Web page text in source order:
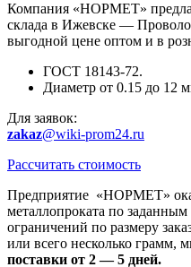
Компания «НОРМЕТ»
склада в Ижевске —
выгодной цене оптом и в
ГОСТ 18143-72.
Диаметр от 0.15 до 12
Для заявок:
zakaz@wiki-prom24.ru
Рассчитать стоимость
Предприятие «НОРМЕТ»
металлопроката по
ограничений по размеру
или всего несколько грамм,
поставки от 2 — 5 дней.